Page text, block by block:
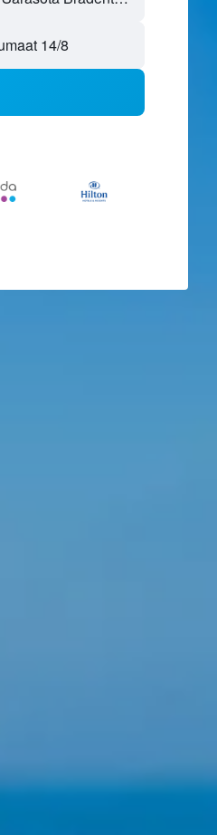
14/8